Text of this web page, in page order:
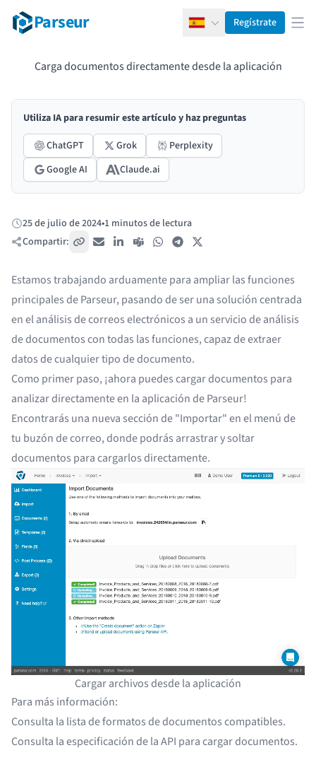
Parseur EspañolRegístrate
Carga documentos directamente desde la aplicación
Utiliza IA para resumir este artículo y haz preguntas
ChatGPT
Grok
Perplexity
Google AI
Claude.ai
Publicado:
25 de julio de 2024•1 minutos de lectura
Compartir:
Copiar enlace
Correo electrónico
LinkedIn
Teams WhatsAppTelegram
Estamos trabajando arduamente para ampliar las funciones
principales de Parseur, pasando de ser una solución centrada
en el análisis de correos electrónicos a un servicio de análisis
de documentos con todas las funciones, capaz de extraer
datos de cualquier tipo de documento.
Como primer paso, ¡ahora puedes cargar documentos para
analizar directamente en la aplicación de Parseur!
Encontrarás una nueva sección de "Importar" en el menú de
tu buzón de correo, donde podrás arrastrar y soltar
documentos para cargarlos directamente.
Cargar archivos desde la aplicación
Para más información:
Consulta la lista de formatos de documentos compatibles.
Consulta laespecificación de la API para cargar documentos.